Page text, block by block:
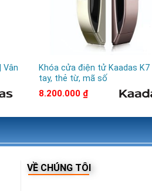
Vân
Khóa cửa điện tử Kaadas K7
tay, thẻ từ, mã số
8.200.000 ₫
VỀ CHÚNG TÔI